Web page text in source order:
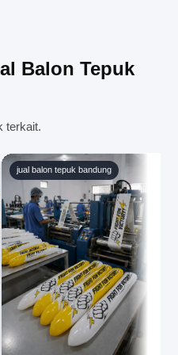
Balon Tepuk
terkait.
jual balon tepuk bandung